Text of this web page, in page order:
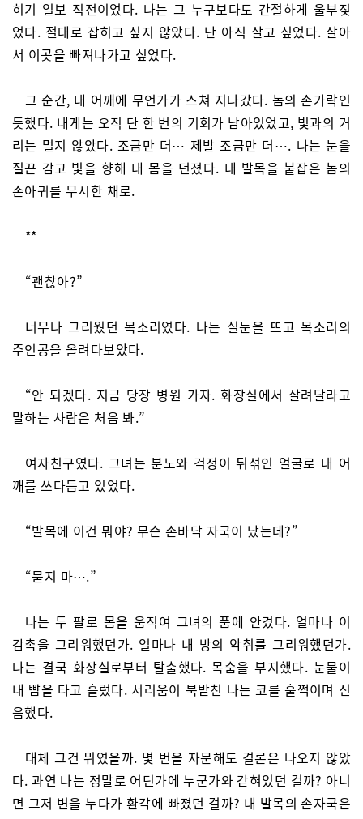
히기 일보 직전이었다. 나는 그 누구보다도 간절하게 울부짖
었다. 절대로 잡히고 싶지 않았다. 난 아직 살고 싶었다. 살아
서 이곳을 빠져나가고 싶었다.
그 순간, 내 어깨에 무언가가 스쳐 지나갔다. 놈의 손가락인
듯했다. 내게는 오직 단 한 번의 기회가 남아있었고, 빛과의 거
리는 멀지 않았다. 조금만 더⋯ 제발 조금만 더⋯. 나는 눈을
질끈 감고 빛을 향해 내 몸을 던졌다. 내 발목을 붙잡은 놈의
손아귀를 무시한 채로.
**
“괜찮아?”
너무나 그리웠던 목소리였다. 나는 실눈을 뜨고 목소리의
주인공을 올려다보았다.
“안 되겠다. 지금 당장 병원 가자. 화장실에서 살려달라고
말하는 사람은 처음 봐.”
여자친구였다. 그녀는 분노와 걱정이 뒤섞인 얼굴로 내 어
깨를 쓰다듬고 있었다.
“발목에 이건 뭐야? 무슨 손바닥 자국이 났는데?”
“묻지 마⋯.”
나는 두 팔로 몸을 움직여 그녀의 품에 안겼다. 얼마나 이
감촉을 그리워했던가. 얼마나 내 방의 악취를 그리워했던가.
나는 결국 화장실로부터 탈출했다. 목숨을 부지했다. 눈물이
내 뺨을 타고 흘렀다. 서러움이 북받친 나는 코를 훌쩍이며 신
음했다.
대체 그건 뭐였을까. 몇 번을 자문해도 결론은 나오지 않았
다. 과연 나는 정말로 어딘가에 누군가와 갇혀있던 걸까? 아니
면 그저 변을 누다가 환각에 빠졌던 걸까? 내 발목의 손자국은